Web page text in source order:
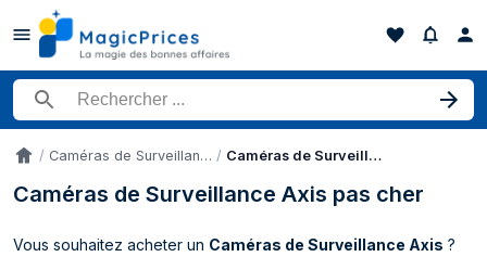
Rechercher un produit
Accueil Caméras de Surveillance Caméras de Surveillance Axis
Caméras de Surveillance Axis pas cher
Vous souhaitez acheter un Caméras de Surveillance Axis ?